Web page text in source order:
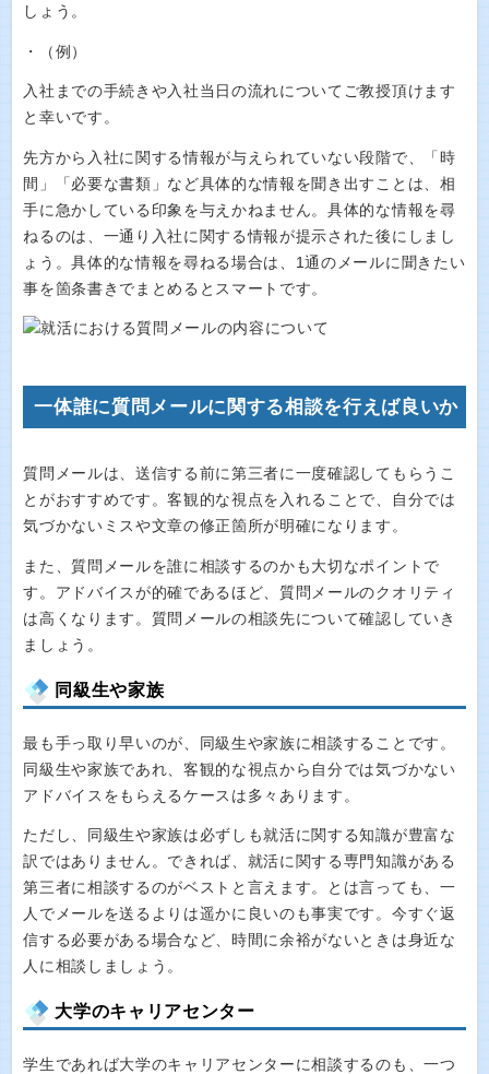
しょう。
・（例）
入社までの手続きや入社当日の流れについてご教授頂けます
と幸いです。
先方から入社に関する情報が与えられていない段階で、「時
間」「必要な書類」など具体的な情報を聞き出すことは、相
手に急かしている印象を与えかねません。具体的な情報を尋
ねるのは、一通り入社に関する情報が提示された後にしまし
ょう。具体的な情報を尋ねる場合は、1通のメールに聞きたい
事を箇条書きでまとめるとスマートです。
一体誰に質問メールに関する相談を行えば良いか
質問メールは、送信する前に第三者に一度確認してもらうこ
とがおすすめです。客観的な視点を入れることで、自分では
気づかないミスや文章の修正箇所が明確になります。
また、質問メールを誰に相談するのかも大切なポイントで
す。アドバイスが的確であるほど、質問メールのクオリティ
は高くなります。質問メールの相談先について確認していき
ましょう。
同級生や家族
最も手っ取り早いのが、同級生や家族に相談することです。
同級生や家族であれ、客観的な視点から自分では気づかない
アドバイスをもらえるケースは多々あります。
ただし、同級生や家族は必ずしも就活に関する知識が豊富な
訳ではありません。できれば、就活に関する専門知識がある
第三者に相談するのがベストと言えます。とは言っても、一
人でメールを送るよりは遥かに良いのも事実です。今すぐ返
信する必要がある場合など、時間に余裕がないときは身近な
人に相談しましょう。
大学のキャリアセンター
学生であれば大学のキャリアセンターに相談するのも、一つ